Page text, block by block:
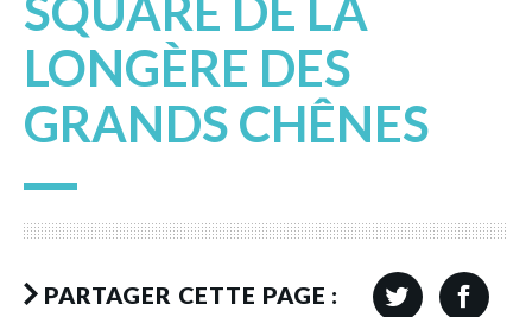
SQUARE DE LA
LONGÈRE DES
GRANDS CHÊNES
PARTAGER CETTE PAGE :